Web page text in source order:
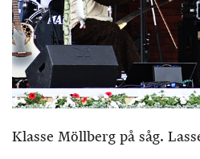
Klasse Möllberg på såg.